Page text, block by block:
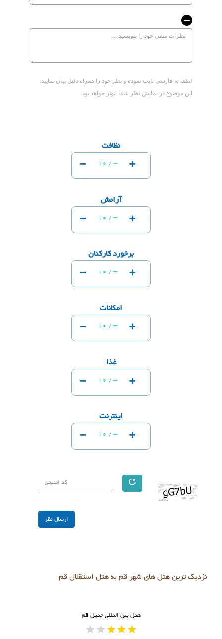
لطفا به فارسی تایب نموده و نظر خود را همراه دلیل بیان نمایید.
این موضوع در نمایش نظر شما موثر خواهد بود.
نظافت
- 10 / - +
آرامش
- 10 / - +
برخورد کارکنان
- 10 / - +
امکانات
- 10 / - +
غذا
- 10 / - +
اینترنت
- 10 / - +
نزدیک ترین هتل های شهر قم به هتل استقلال قم
هتل بین المللی جمیل قم